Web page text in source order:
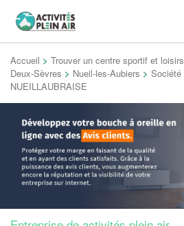
Accueil > Trouver un centre sportif et loisirs
Deux-Sèvres > Nueil-les-Aubiers > Société
NUEILLAUBRAISE